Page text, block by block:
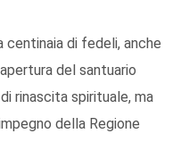
centinaia di fedeli, anche
del santuario
rinascita spirituale, ma
della Regione